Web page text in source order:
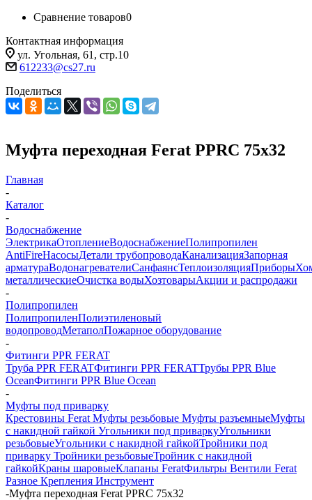
Сравнение товаров0
Контактная информация
ул. Угольная, 61, стр.10
612233@cs27.ru
Поделиться
Муфта переходная Ferat PPRC 75х32
Главная
-
Каталог
-
Водоснабжение
ЭлектрикаОтоплениеВодоснабжениеПолипропилен
AntiFireНасосыДетали трубопроводаКанализацияЗапорная
арматураВодонагревателиСанфаянсТеплоизоляцияПриборы
металлическиеОчистка водыХозтоварыАкции и распродажи
-
Полипропилен
ПолипропиленПолиэтиленовый
водопроводМетаполПожарное оборудование
-
Фитинги PPR FERAT
Труба PPR FERATФитинги PPR FERATТрубы PPR Blue
OceanФитинги PPR Blue Ocean
-
Муфты под приварку
Крестовины Ferat Муфты резьбовые Муфты разъемныеМуфты
с накидной гайкой Угольники под приваркуУгольники
резьбовыеУгольники с накидной гайкойТройники под
приварку Тройники резьбовыеТройник с накидной
гайкойКраны шаровыеКлапаны FeratФильтры Вентили Ferat
Разное Крепления Инструмент
-Муфта переходная Ferat PPRC 75х32